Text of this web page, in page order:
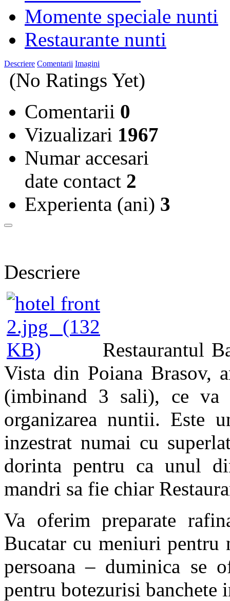
Momente speciale nunti
Restaurante nunti
Descriere Comentarii Imagini
(No Ratings Yet)
Comentarii 0
Vizualizari 1967
Numar accesari
date contact 2
Experienta (ani) 3
Descriere
Restaurantul
Vista din Poiana Brasov,
(imbinand 3 sali), ce va
organizarea nuntii. Este
inzestrat numai cu
dorinta pentru ca unul
mandri sa fie chiar
Va oferim preparate
Bucatar cu meniuri
persoana – duminica se
pentru botezurisi banchete